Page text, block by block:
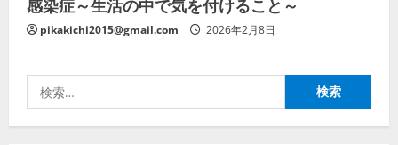
感染症～生活の中で気を付けること～
pikakichi2015@gmail.com 2026年2月8日
索: